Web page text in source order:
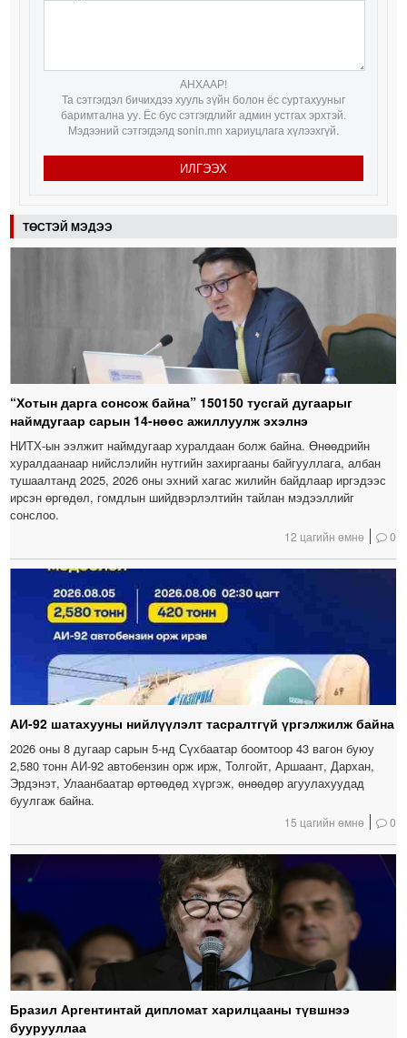
АНХААР!
Та сэтгэгдэл бичихдээ хууль зүйн болон ёс суртахууныг
баримтална уу. Ёс бус сэтгэгдлийг админ устгах эрхтэй.
Мэдээний сэтгэгдэлд sonin.mn хариуцлага хүлээхгүй.
ИЛГЭЭХ
ТӨСТЭЙ МЭДЭЭ
“Хотын дарга сонсож байна” 150150 тусгай дугаарыг
наймдугаар сарын 14-нөөс ажиллуулж эхэлнэ
НИТХ-ын ээлжит наймдугаар хуралдаан болж байна. Өнөөдрийн
хуралдаанаар нийслэлийн нутгийн захиргааны байгууллага, албан
тушаалтанд 2025, 2026 оны эхний хагас жилийн байдлаар иргэдээс
ирсэн өргөдөл, гомдлын шийдвэрлэлтийн тайлан мэдээллийг
сонслоо.
12 цагийн өмнө 0
АИ-92 шатахууны нийлүүлэлт тасралтгүй үргэлжилж байна
2026 оны 8 дугаар сарын 5-нд Сүхбаатар боомтоор 43 вагон буюу
2,580 тонн АИ-92 автобензин орж ирж, Толгойт, Аршаант, Дархан,
Эрдэнэт, Улаанбаатар өртөөдөд хүргэж, өнөөдөр агуулахуудад
буулгаж байна.
15 цагийн өмнө 0
Бразил Аргентинтай дипломат харилцааны түвшнээ
буурууллаа